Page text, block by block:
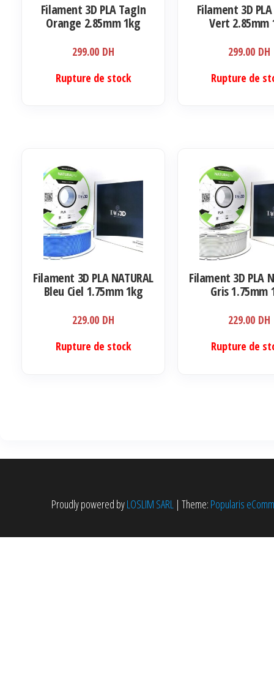
Filament 3D PLA TagIn
Orange 2.85mm 1kg
299.00 DH
Rupture de stock
Filament 3D
Vert 2.85mm
299.00 DH
Rupture de
Filament 3D PLA NATURAL
Bleu Ciel 1.75mm 1kg
229.00 DH
Rupture de stock
Filament 3D PLA
Gris 1.75mm
229.00 DH
Rupture de
Proudly powered byLOSLIM SARL | Theme: Popularis